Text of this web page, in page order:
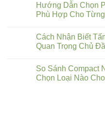
Hướng Dẫn Chọn
Phù Hợp Cho
Cách Nhận Biết
Quan Trọng Chủ
So Sánh Compact
Chọn Loại Nào